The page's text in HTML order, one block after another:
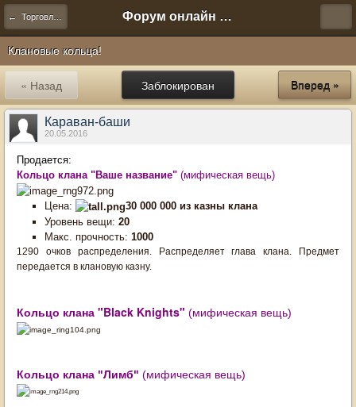
← Торговля и сделки Форум онлайн игры "Новая Эра" (Нюра Биз)
Клановые кольца!
Заблокирован
« Назад Вперед »
Караван-баши
20.05.2016
Продается:
Кольцо клана "Ваше название" (мифическая вещь)
Цена:
30 000 000 из казны клана
Уровень вещи: 20
Макс. прочность: 1000
1290 очков распределения. Распределяет глава клана. Предмет
передается в клановую казну.
Кольцо клана "Black Knights" (мифическая вещь)
Кольцо клана "Лимб" (мифическая вещь)